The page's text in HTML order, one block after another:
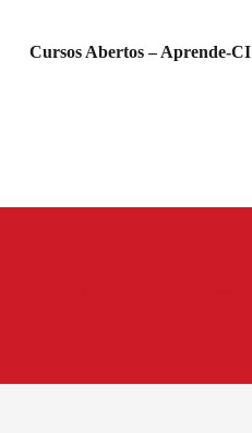
Cursos Abertos – Aprende-CI